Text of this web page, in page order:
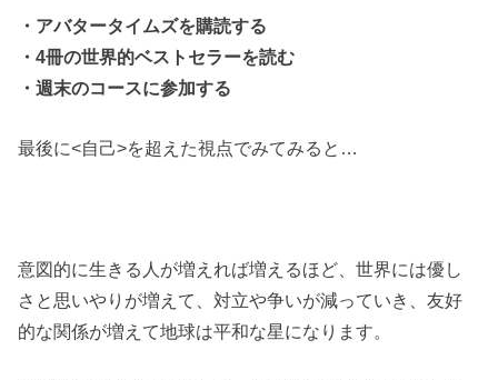
・アバタータイムズを購読する
・4冊の世界的ベストセラーを読む
・週末のコースに参加する
最後に<自己>を超えた視点でみてみると…
意図的に生きる人が増えれば増えるほど、世界には優し
さと思いやりが増えて、対立や争いが減っていき、友好
的な関係が増えて地球は平和な星になります。